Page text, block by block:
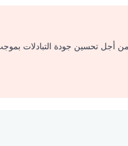
أجل تحسين جودة التبادلات